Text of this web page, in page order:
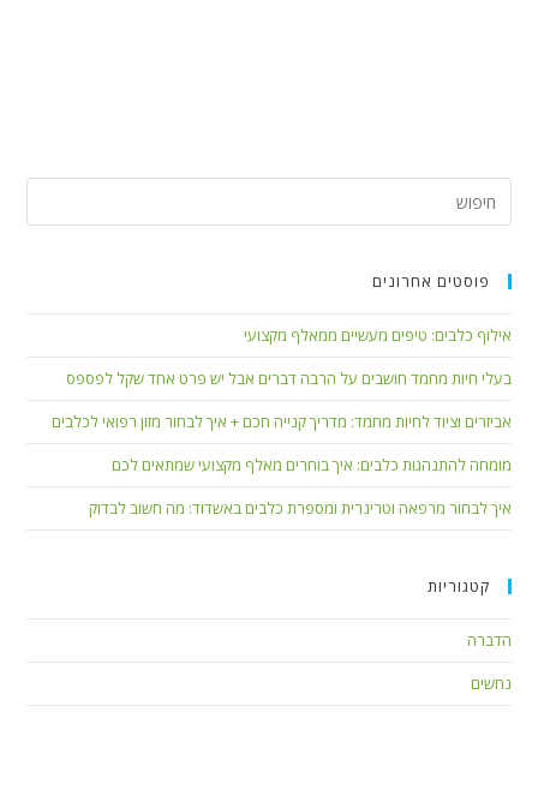
פוסטים אחרונים
אילוף כלבים: טיפים מעשיים ממאלף מקצועי
בעלי חיות מחמד חושבים על הרבה דברים אבל יש פרט אחד שקל לפספס
אביזרים וציוד לחיות מחמד: מדריך קנייה חכם + איך לבחור מזון רפואי לכלבים
מומחה להתנהגות כלבים: איך בוחרים מאלף מקצועי שמתאים לכם
איך לבחור מרפאה וטרינרית ומספרת כלבים באשדוד: מה חשוב לבדוק
קטגוריות
הדברה
נחשים